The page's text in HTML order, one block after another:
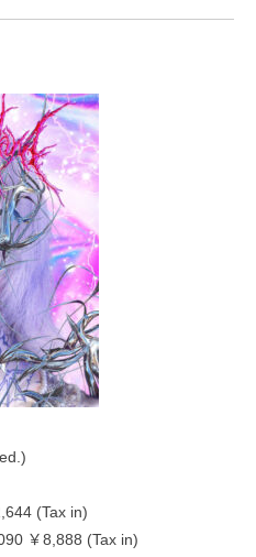
(Tax in)
￥8,888 (Tax in)